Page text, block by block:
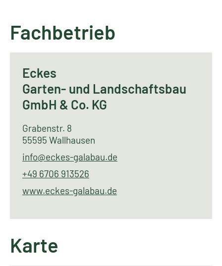
Fachbetrieb
Eckes
Garten- und Landschaftsbau
GmbH & Co. KG
Grabenstr. 8
55595 Wallhausen
info@eckes-galabau.de
+49 6706 913526
www.eckes-galabau.de
Karte